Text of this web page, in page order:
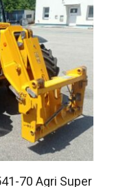
70 Agri Super